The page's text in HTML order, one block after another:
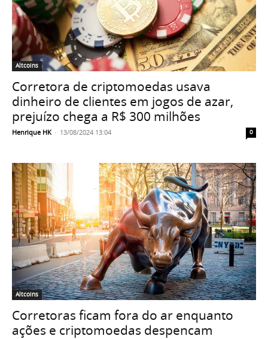
Altcoins
Corretora de criptomoedas usava
dinheiro de clientes em jogos de azar,
prejuízo chega a R$ 300 milhões
Henrique HK - 13/08/2024 13:04 0
Altcoins
Corretoras ficam fora do ar enquanto
ações e criptomoedas despencam